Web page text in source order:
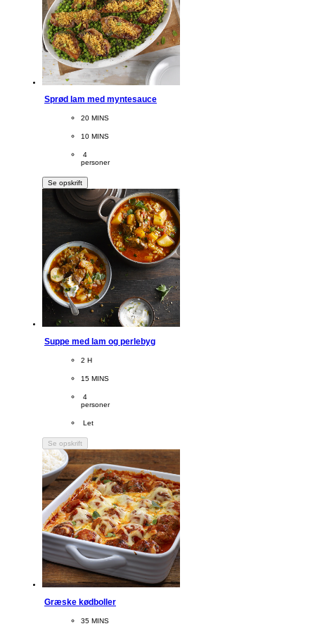
Sprød lam med myntesauce
CookingTime
20 MINS
PreparationTime
10 MINS
Servings
4
personer
Se opskrift
Suppe med lam og perlebyg
CookingTime
2 H
PreparationTime
15 MINS
Servings
4
personer
Difficulty
Let
Se opskrift
Græske kødboller
CookingTime
35 MINS